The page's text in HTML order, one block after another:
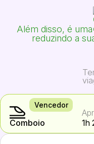
Além disso, é
reduzindo a
Vencedor
Comboio
1h